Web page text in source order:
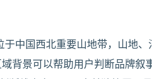
中国西北重要山地带，山地
背景可以帮助用户判断品牌叙